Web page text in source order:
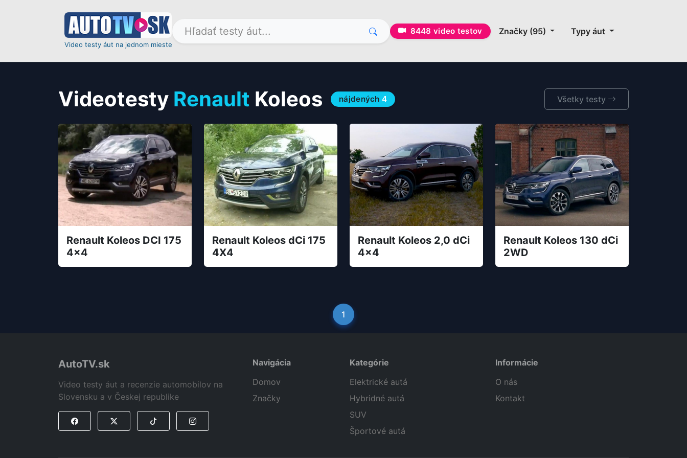
Video testy áut na jednom mieste
8448 video testov Značky (95) Typy áut
Videotesty Renault Koleos nájdených4 Všetky testy
Renault Koleos DCI 175
4x4
Renault Koleos dCi 175
4X4
Renault Koleos 2,0 dCi
4x4
Renault Koleos 130 dCi
2WD
1
AutoTV.sk
Video testy áut a recenzie automobilov na
Slovensku a v Českej republike
Navigácia
Domov
Značky
Kategórie
Elektrické autá
Hybridné autá
SUV
Športové autá
Informácie
O nás
Kontakt